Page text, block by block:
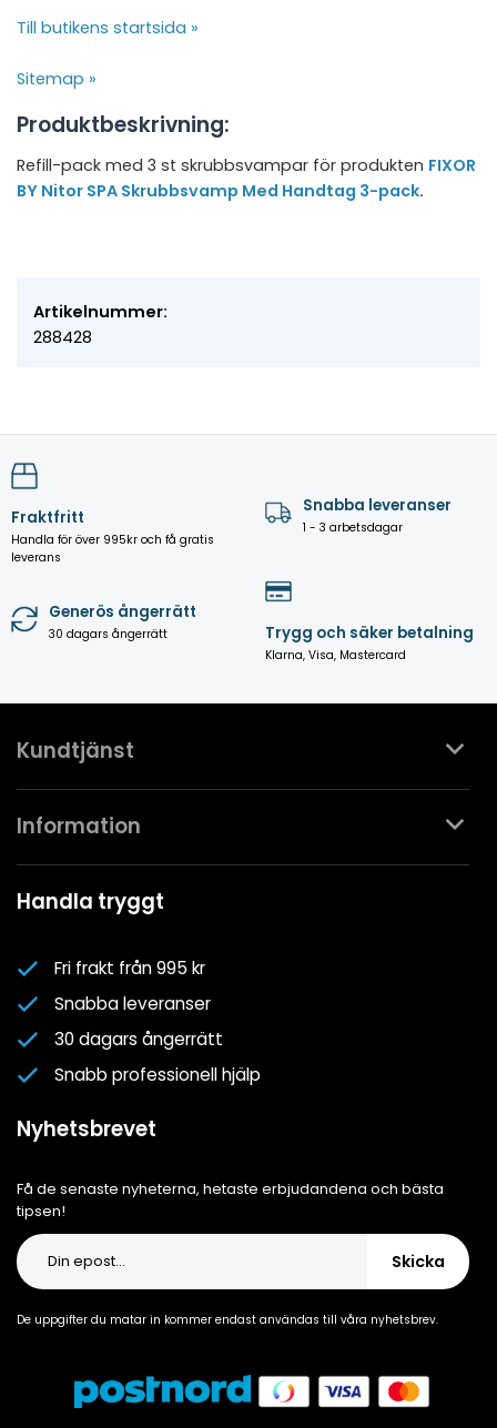
Till butikens startsida »
Sitemap »
Produktbeskrivning:
Refill-pack med 3 st skrubbsvampar för produkten FIXOR
BY Nitor SPA Skrubbsvamp Med Handtag 3-pack.
Artikelnummer:
288428
Fraktfritt
Handla för över 995kr och få gratis
leverans
Snabba leveranser
1 - 3 arbetsdagar
Generös ångerrätt
30 dagars ångerrätt Trygg och säker betalning
Klarna, Visa, Mastercard
Kundtjänst
Kontakta oss
Mina favoriter
Information
Spa- & Poolguider
Nyhetsbrev
Om oss
Cookiepolicy
Cookie-inställningar
Handla tryggt
Fri frakt från 995 kr
Snabba leveranser
30 dagars ångerrätt
Snabb professionell hjälp
Nyhetsbrevet
Få de senaste nyheterna, hetaste erbjudandena och bästa
tipsen!
Skicka
De uppgifter du matar in kommer endast användas till våra nyhetsbrev.